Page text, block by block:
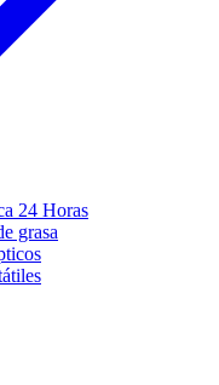
24 Horas
grasa